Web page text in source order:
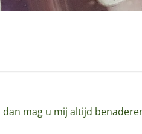
dan mag u mij altijd